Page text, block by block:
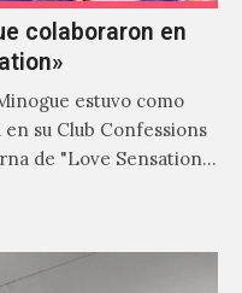
colaboraron en
estuvo como
su Club Confessions
de "Love Sensation",